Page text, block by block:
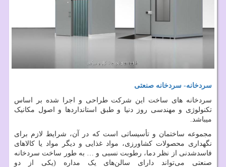
سردخانه- سردخانه صنعتی
سردخانه های ساخت این شرکت طراحی و اجرا شده بر اساس
تکنولوژی و مهندسی روز دنیا و طبق استانداردها و اصول مکانیک
میباشد.
مجموعه ساختمان و تأسیساتی است که در آن، شرایط لازم برای
نگهداری محصولات کشاورزی، مواد غذایی و دیگر مواد یا کالاهای
فاسدشدنی از نظر دما، رطوبت نسبی و … به طور
ساخت سردخانه
صنعتی
می‌تواند دارای سالن‌های یک مداره (یکی از دو